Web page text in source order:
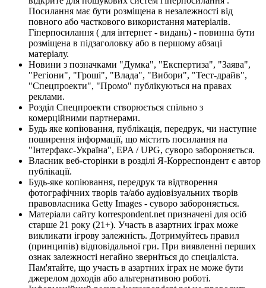
Посилання має бути розміщена в незалежності від
повного або часткового використання матеріалів.
Гіперпосилання ( для інтернет - видань) - повинна бути
розміщена в підзаголовку або в першому абзаці
матеріалу.
Новини з позначками "Думка", "Експертиза", "Заява",
"Регіони", "Гроші", "Влада", "Вибори", "Тест-драйв",
"Спецпроекти", "Промо" публікуються на правах
реклами.
Розділ Спецпроекти створюється спільно з
комерційними партнерами.
Будь яке копіювання, публікація, передрук, чи наступне
поширення інформації, що містить посилання на
"Інтерфакс-Україна", EPA / UPG, суворо забороняється.
Власник веб-сторінки в розділі Я-Корреспондент є автор
публікації.
Будь-яке копіювання, передрук та відтворення
фотографічних творів та/або аудіовізуальних творів
правовласника Getty Images - суворо забороняється.
Матеріали сайту korrespondent.net призначені для осіб
старше 21 року (21+). Участь в азартних іграх може
викликати ігрову залежність. Дотримуйтесь правил
(принципів) відповідальної гри. При виявленні перших
ознак залежності негайно зверніться до спеціаліста.
Пам'ятайте, що участь в азартних іграх не може бути
джерелом доходів або альтернативою роботі.